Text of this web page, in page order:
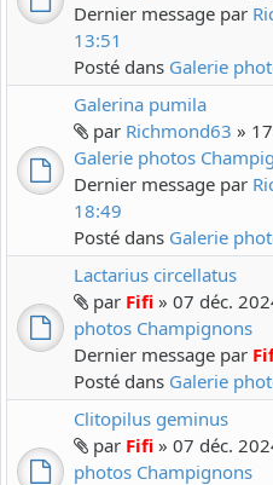
Dernier message par
13:51
Posté dans Galerie
Galerina pumila
par Richmond63 »
Galerie photos
Dernier message par
18:49
Posté dans Galerie
Lactarius circellatus
par Fifi » 07 déc.
photos Champignons
Dernier message par
Posté dans Galerie
Clitopilus geminus
par Fifi » 07 déc.
photos Champignons